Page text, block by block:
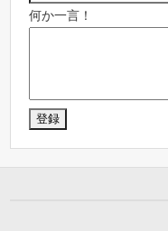
何か一言！